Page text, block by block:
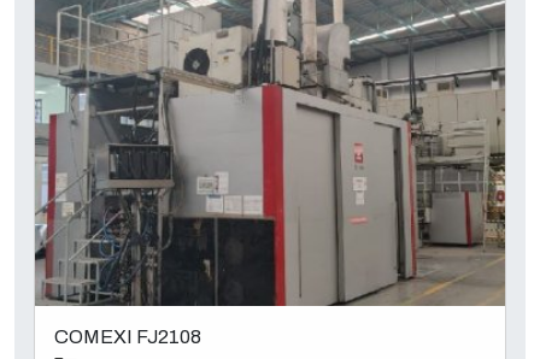
COMEXI FJ2108